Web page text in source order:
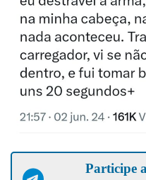
Participe